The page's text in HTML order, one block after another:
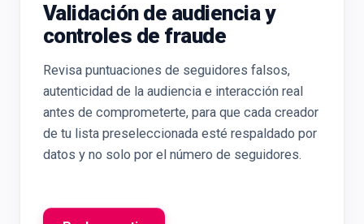
Validación de audiencia y
controles de fraude
Revisa puntuaciones de seguidores falsos,
autenticidad de la audiencia e interacción real
antes de comprometerte, para que cada creador
de tu lista preseleccionada esté respaldado por
datos y no solo por el número de seguidores.